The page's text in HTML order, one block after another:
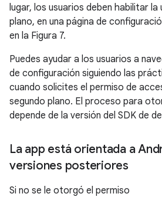
lugar, los usuarios deben habilitar la
plano, en una página de
en la Figura 7.
Puedes ayudar a los usuarios a
de configuración siguiendo las
cuando solicites el permiso de
segundo plano. El proceso para
depende de la versión del SDK de
La app está orientada a
versiones posteriores
Si no se le otorgó el permiso